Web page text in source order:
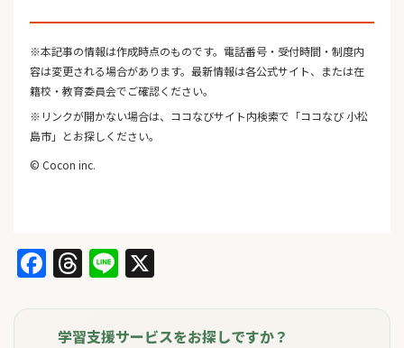
※本記事の情報は作成時点のものです。電話番号・受付時間・制度内
容は変更される場合があります。最新情報は各公式サイト、または在
籍校・教育委員会でご確認ください。
※リンクが開かない場合は、ココなびサイト内検索で「ココなび 小松
島市」とお探しください。
© Cocon inc.
Facebook
Threads
Line
学習支援サービスをお探しですか？